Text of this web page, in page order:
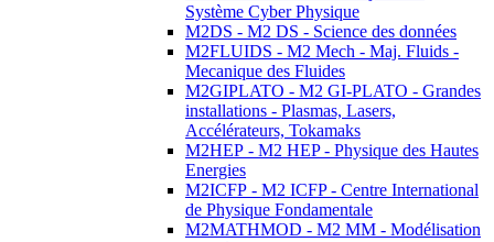
Système Cyber Physique
M2DS - M2 DS - Science des données
M2FLUIDS - M2 Mech - Maj. Fluids -
Mecanique des Fluides
M2GIPLATO - M2 GI-PLATO - Grandes
installations - Plasmas, Lasers,
Accélérateurs, Tokamaks
M2HEP - M2 HEP - Physique des Hautes
Energies
M2ICFP - M2 ICFP - Centre International
de Physique Fondamentale
M2MATHMOD - M2 MM - Modélisation